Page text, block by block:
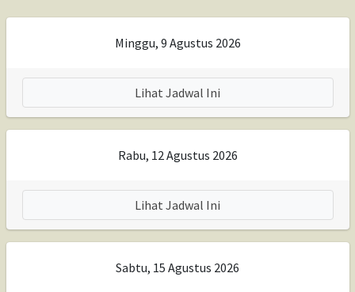
Minggu, 9 Agustus 2026
Lihat Jadwal Ini
Rabu, 12 Agustus 2026
Lihat Jadwal Ini
Sabtu, 15 Agustus 2026